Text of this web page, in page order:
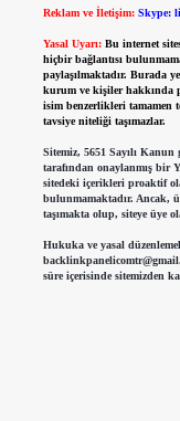
Reklam ve İletişim: Skype:
Yasal Uyarı: Bu internet
hiçbir bağlantısı
paylaşılmaktadır. Burada
kurum ve kişiler hakkında
isim benzerlikleri tamamen
tavsiye niteliği taşımazlar.
Sitemiz, 5651 Sayılı
tarafından onaylanmış bir
sitedeki içerikleri proaktif
bulunmamaktadır. Ancak,
taşımakta olup, siteye üye
Hukuka ve yasal
süre içerisinde sitemizden